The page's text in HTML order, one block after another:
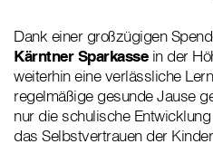
Dank einer großzügigen
Kärntner Sparkassein der
weiterhin eine verlässliche
regelmäßige gesunde Jause
nur die schulische
das Selbstvertrauen der